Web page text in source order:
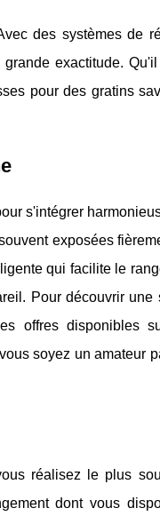
des systèmes de
exactitude.
pour des gratins
s'intégrer
exposées
qui facilite le
Pour découvrir une
offres disponibles
soyez un amateur
réalisez le plus
dont vous